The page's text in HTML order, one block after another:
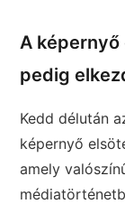
A
pedig
Kedd délután
képernyő
amely